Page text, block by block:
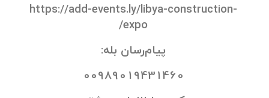
https://add-events.ly/libya-construction-
expo/
پیام‌رسان بله:
00989019431460